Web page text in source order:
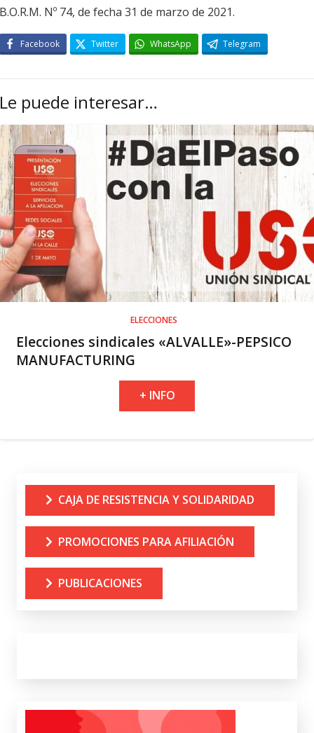
B.O.R.M. Nº 74, de fecha 31 de marzo de 2021.
Facebook Twitter WhatsApp Telegram
Le puede interesar…
ELECCIONES
Elecciones sindicales «ALVALLE»-PEPSICO
MANUFACTURING
+ INFO
CAJA DE RESISTENCIA Y SOLIDARIDAD
PROMOCIONES PARA AFILIACIÓN
PUBLICACIONES